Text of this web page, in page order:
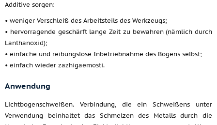
Additive sorgen:
• weniger Verschleiß des Arbeitsteils des Werkzeugs;
• hervorragende geschärft lange Zeit zu bewahren (nämlich durch
Lanthanoxid);
• einfache und reibungslose Inbetriebnahme des Bogens selbst;
• einfach wieder zazhigaemosti.
Anwendung
Lichtbogenschweißen. Verbindung, die ein Schweißens unter
Verwendung beinhaltet das Schmelzen des Metalls durch die